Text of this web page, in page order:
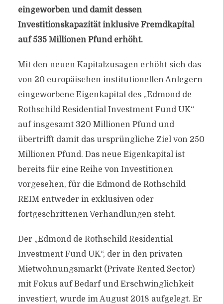
eingeworben und damit dessen
Investitionskapazität inklusive Fremdkapital
auf 535 Millionen Pfund erhöht.
Mit den neuen Kapitalzusagen erhöht sich das
von 20 europäischen institutionellen Anlegern
eingeworbene Eigenkapital des „Edmond de
Rothschild Residential Investment Fund UK“
auf insgesamt 320 Millionen Pfund und
übertrifft damit das ursprüngliche Ziel von 250
Millionen Pfund. Das neue Eigenkapital ist
bereits für eine Reihe von Investitionen
vorgesehen, für die Edmond de Rothschild
REIM entweder in exklusiven oder
fortgeschrittenen Verhandlungen steht.
Der „Edmond de Rothschild Residential
Investment Fund UK“, der in den privaten
Mietwohnungsmarkt (Private Rented Sector)
mit Fokus auf Bedarf und Erschwinglichkeit
investiert, wurde im August 2018 aufgelegt. Er